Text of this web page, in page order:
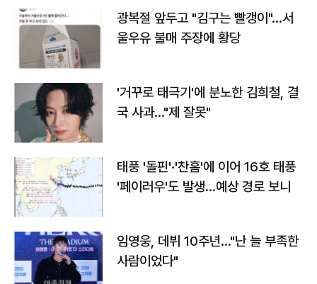
광복절 앞두고 "김구는 빨갱이"…서
울우유 불매 주장에 황당
'거꾸로 태극기'에 분노한 김희철, 결
국 사과…"제 잘못"
태풍 '돌핀'·'찬홈'에 이어 16호 태풍
'페이러우'도 발생…예상 경로 보니
임영웅, 데뷔 10주년…"난 늘 부족한
사람이었다"